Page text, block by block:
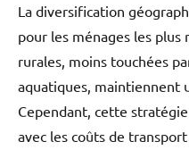
La diversification
pour les ménages les plus
rurales, moins touchées
aquatiques, maintiennent
Cependant, cette
avec les coûts de transport